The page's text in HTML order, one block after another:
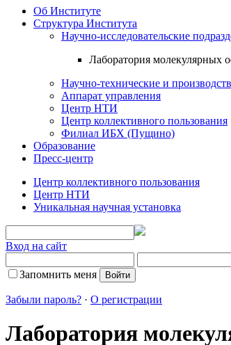
Об Институте
Структура Института
Научно-исследовательские
Лаборатория молекулярных
Научно-технические и
Аппарат управления
Центр НТИ
Центр коллективного пользования
Филиал ИБХ (Пущино)
Образование
Пресс-центр
Центр коллективного пользования
Центр НТИ
Уникальная научная установка
Вход на сайт
Запомнить меня
Забыли пароль? · О регистрации
Лаборатория